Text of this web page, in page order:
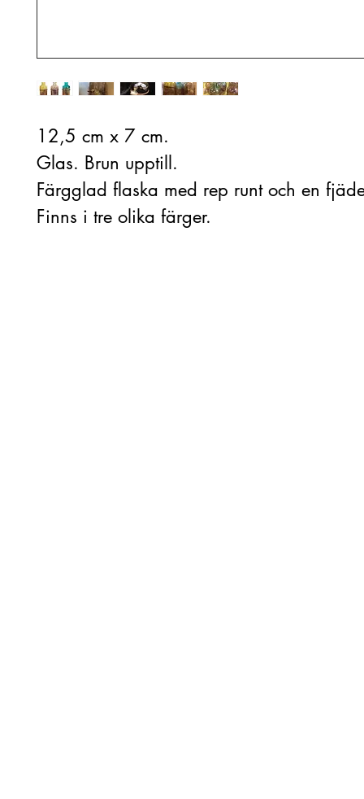
12,5 cm x 7 cm.
Glas. Brun upptill.
Färgglad flaska med rep runt och en
Finns i tre olika färger.